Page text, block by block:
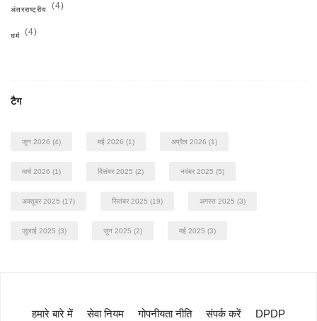
अंतरराष्ट्रीय (4)
धर्म (4)
टैग
जून 2026 (4) मई 2026 (1) अप्रैल 2026 (1)
मार्च 2026 (1) दिसंबर 2025 (2) नवंबर 2025 (5)
अक्तूबर 2025 (17) सितंबर 2025 (19) अगस्त 2025 (3)
जुलाई 2025 (3) जून 2025 (2) मई 2025 (3)
हमारे बारे में सेवा नियम गोपनीयता नीति संपर्क करें DPDP